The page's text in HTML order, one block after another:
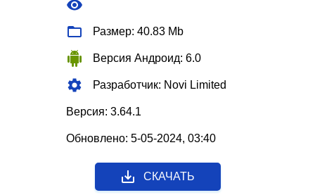
Размер: 40.83 Mb
Версия Андроид: 6.0
Разработчик: Novi Limited
Версия: 3.64.1
Обновлено: 5-05-2024, 03:40
СКАЧАТЬ